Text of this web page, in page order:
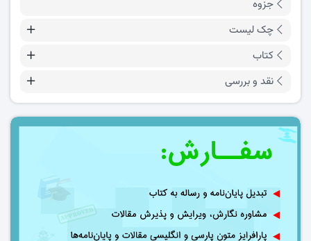
جزوه
چک لیست
کتاب
نقد و بررسی